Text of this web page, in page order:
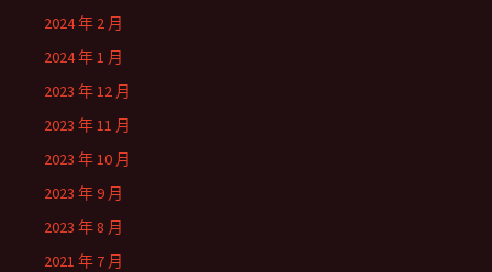
2024 年 2 月
2024 年 1 月
2023 年 12 月
2023 年 11 月
2023 年 10 月
2023 年 9 月
2023 年 8 月
2021 年 7 月